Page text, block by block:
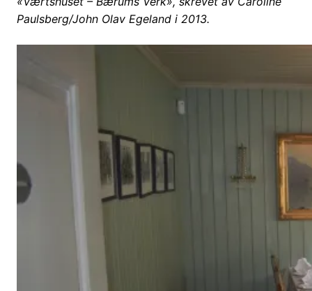
Paulsberg/John Olav Egeland i 2013.